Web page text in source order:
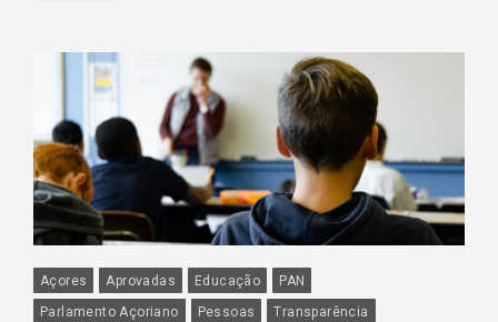
Açores Aprovadas Educação
PAN
Parlamento Açoriano
Pessoas Transparência